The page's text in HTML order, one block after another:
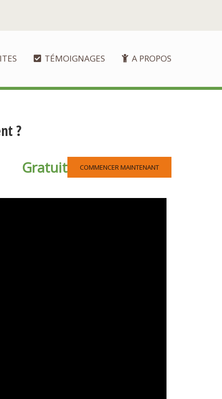
TÉMOIGNAGES A PROPOS
?
Gratuit
COMMENCER MAINTENANT